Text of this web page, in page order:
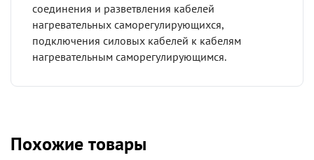
соединения и разветвления кабелей
нагревательных саморегулирующихся,
подключения силовых кабелей к кабелям
нагревательным саморегулирующимся.
Похожие товары